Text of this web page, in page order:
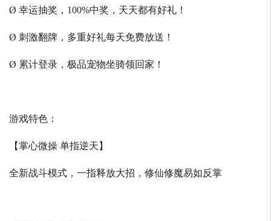
Ø 幸运抽奖，100%中奖，天天都有好礼！
Ø 刺激翻牌，多重好礼每天免费放送！
Ø 累计登录，极品宠物坐骑领回家！
游戏特色：
【掌心微操 单指逆天】
全新战斗模式，一指释放大招，修仙修魔易如反掌